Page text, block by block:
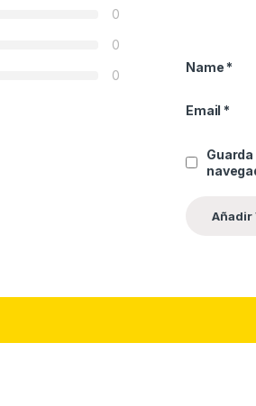
0
0
0
Name *
Email *